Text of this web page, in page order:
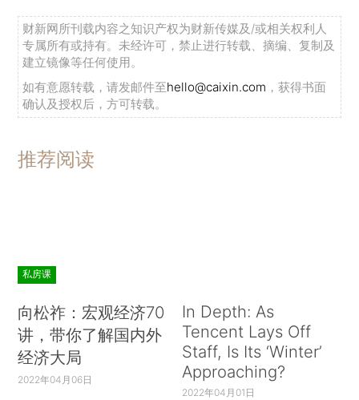
财新网所刊载内容之知识产权为财新传媒及/或相关权利人
专属所有或持有。未经许可，禁止进行转载、摘编、复制及
建立镜像等任何使用。
如有意愿转载，请发邮件至hello@caixin.com ，获得书面
确认及授权后，方可转载。
推荐阅读
私房课
向松祚：宏观经济70
讲，带你了解国内外
经济大局
2022年04月06日
In Depth: As
Tencent Lays Off
Staff, Is Its ‘Winter’
Approaching?
2022年04月01日